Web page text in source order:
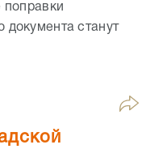
поправки
станут